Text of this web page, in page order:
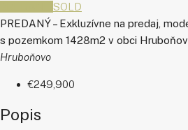
SOLD
PREDANÝ – Exkluzívne na predaj,
s pozemkom 1428m2 v obci
Hruboňovo
€249,900
Popis